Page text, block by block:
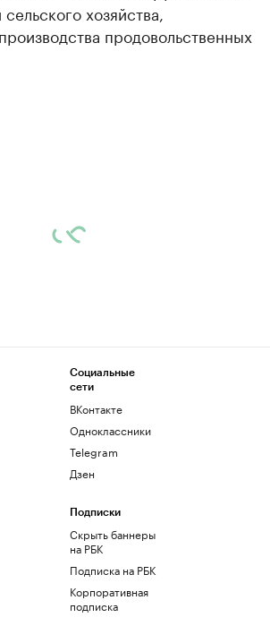
хозяйства,
продовольственных
Социальные
сети
ВКонтакте
Одноклассники
Telegram
Дзен
Подписки
Скрыть баннеры
на РБК
Подписка на РБК
Корпоративная
подписка